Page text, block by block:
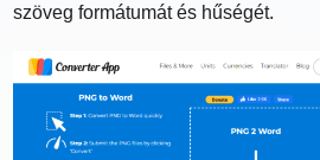
szöveg formátumát és hűségét.